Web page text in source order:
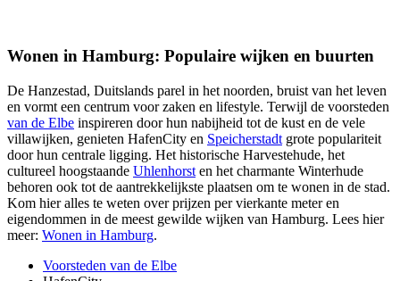
Wonen in Hamburg: Populaire wijken en buurten
De Hanzestad, Duitslands parel in het noorden, bruist van het leven
en vormt een centrum voor zaken en lifestyle. Terwijl de voorsteden
van de Elbe inspireren door hun nabijheid tot de kust en de vele
villawijken, genieten HafenCity en Speicherstadt grote populariteit
door hun centrale ligging. Het historische Harvestehude, het
cultureel hoogstaande Uhlenhorst en het charmante Winterhude
behoren ook tot de aantrekkelijkste plaatsen om te wonen in de stad.
Kom hier alles te weten over prijzen per vierkante meter en
eigendommen in de meest gewilde wijken van Hamburg. Lees hier
meer: Wonen in Hamburg.
Voorsteden van de Elbe